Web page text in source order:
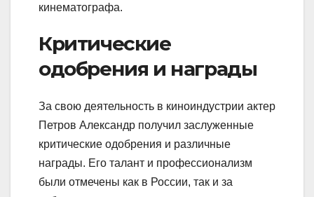
кинематографа.
Критические
одобрения и награды
За свою деятельность в киноиндустрии актер
Петров Александр получил заслуженные
критические одобрения и различные
награды. Его талант и профессионализм
были отмечены как в России, так и за